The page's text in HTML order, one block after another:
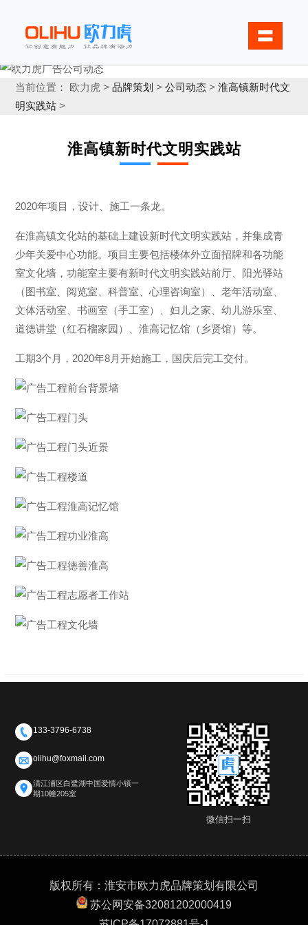
〓
当前位置： 欧力虎 >品牌策划 >公司动态 >淮高镇新时代文
明实践站 >
淮高镇新时代文明实践站
2020年项目，设计、施工一条龙。
在淮高镇文化站的基础上建设新时代文明实践站，并集成青
少年关爱中心功能。项目主要包括楼体外立面招牌和各功能
室文化墙，功能室主要有新时代文明实践站前厅、阳光驿站
（图书室、阅览室、科普室、心理咨询室）、老年活动室、
文体活动室、书画室（手工室）、妇儿之家、幼儿游乐室、
道德讲堂（红石榴家园）、淮高记忆馆（乡贤馆）等。
工期3个月，2020年8月开始施工，国庆后完工交付。
133-3796-6738
olihu@foxmail.com
清江浦区白鹭湖中国爱情小镇一
期10幢205室
微信扫一扫
版权所有：淮安市欧力虎品牌策划有限公司
苏公网安备32081202000419